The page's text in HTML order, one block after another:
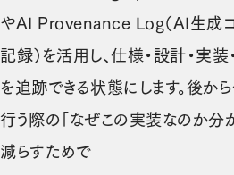
やAI Provenance Log（AI生成
記録）を活用し、仕様・設計・実装
を追跡できる状態にします。後
行う際の「なぜこの実装なのか分
減らすためで